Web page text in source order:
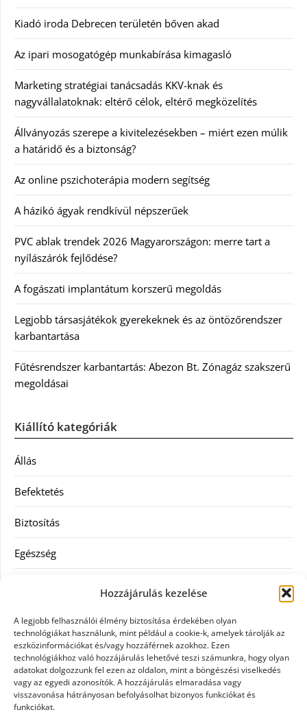
Hozzájárulás kezelése
A legjobb felhasználói élmény biztosítása érdekében olyan
technológiákat használunk, mint például a cookie-k, amelyek tárolják az
eszközinformációkat és/vagy hozzáférnek azokhoz. Ezen
technológiákhoz való hozzájárulás lehetővé teszi számunkra, hogy olyan
adatokat dolgozzunk fel ezen az oldalon, mint a böngészési viselkedés
vagy az egyedi azonosítók. A hozzájárulás elmaradása vagy
visszavonása hátrányosan befolyásolhat bizonyos funkciókat és
funkciókat.
Kiadó iroda Debrecen területén bőven akad
Az ipari mosogatógép munkabírása kimagasló
Marketing stratégiai tanácsadás KKV-knak és
nagyvállalatoknak: eltérő célok, eltérő megközelítés
Állványozás szerepe a kivitelezésekben – miért ezen múlik
a határidő és a biztonság?
Az online pszichoterápia modern segítség
A házikó ágyak rendkívül népszerűek
PVC ablak trendek 2026 Magyarországon: merre tart a
nyílászárók fejlődése?
A fogászati implantátum korszerű megoldás
Legjobb társasjátékok gyerekeknek és az öntözőrendszer
karbantartása
Fűtésrendszer karbantartás: Abezon Bt. Zónagáz szakszerű
megoldásai
Kiállító kategóriák
Állás
Befektetés
Biztosítás
Egészség
Ingatlan
Művészetek és szórakozás
Múzeumok
Szolgáltatás